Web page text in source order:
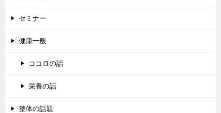
セミナー
健康一般
ココロの話
栄養の話
整体の話題